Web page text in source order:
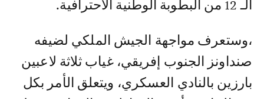
الـ 12 من البطوبة الوطنية الاحترافية.
،وستعرف مواجهة الجيش الملكي لضيفه
صنداونز الجنوب إفريقي، غياب ثلاثة لاعبين
بارزين بالنادي العسكري، ويتعلق الأمر بكل